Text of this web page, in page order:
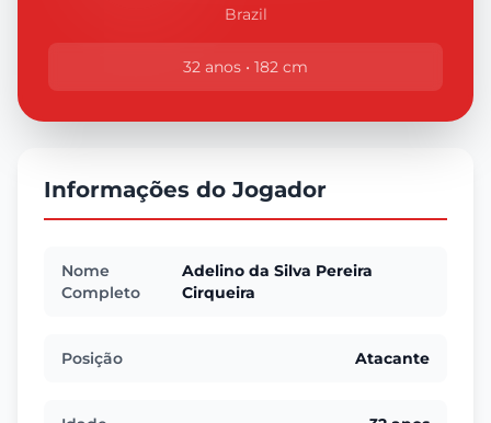
Brazil
32 anos • 182 cm
Informações do Jogador
Nome
Completo
Adelino da Silva Pereira
Cirqueira
Posição Atacante